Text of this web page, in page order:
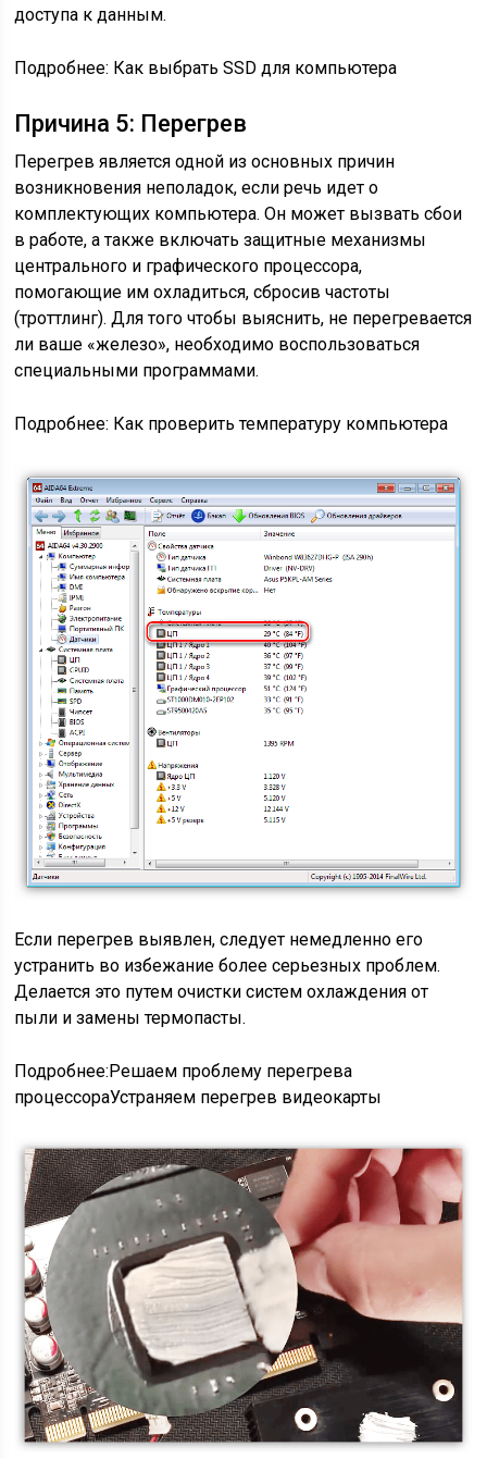
доступа к данным.
Подробнее: Как выбрать SSD для компьютера
Причина 5: Перегрев
Перегрев является одной из основных причин
возникновения неполадок, если речь идет о
комплектующих компьютера. Он может вызвать сбои
в работе, а также включать защитные механизмы
центрального и графического процессора,
помогающие им охладиться, сбросив частоты
(троттлинг). Для того чтобы выяснить, не перегревается
ли ваше «железо», необходимо воспользоваться
специальными программами.
Подробнее: Как проверить температуру компьютера
Если перегрев выявлен, следует немедленно его
устранить во избежание более серьезных проблем.
Делается это путем очистки систем охлаждения от
пыли и замены термопасты.
Подробнее:Решаем проблему перегрева
процессораУстраняем перегрев видеокарты